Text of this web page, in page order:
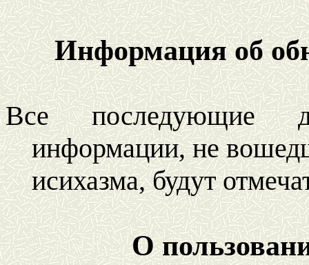
Информация об
Все последующие
информации, не
исихазма, будут
О